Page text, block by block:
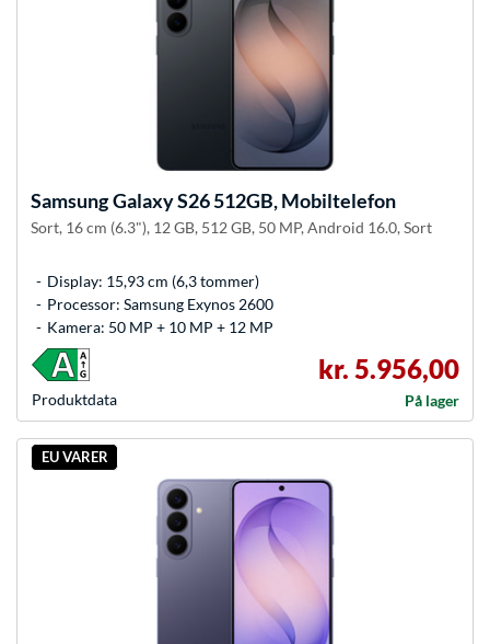
SamsungGalaxy S26 512GB, Mobiltelefon
Sort, 16 cm (6.3"), 12 GB, 512 GB, 50 MP, Android 16.0, Sort
Display: 15,93 cm (6,3 tommer)
Processor: Samsung Exynos 2600
Kamera: 50 MP + 10 MP + 12 MP
Produkt­data
kr. 5.956,00
På lager
EU VARER